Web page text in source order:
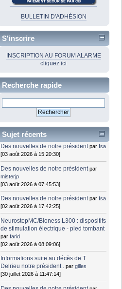
BULLETIN D'ADHÉSION
S'inscrire
INSCRIPTION AU FORUM ALARME
cliquez ici
Recherche rapide
Sujet récents
Des nouvelles de notre président par Isa
[03 août 2026 à 15:20:30]
Des nouvelles de notre président par
misterjp
[03 août 2026 à 07:45:53]
Des nouvelles de notre président par Isa
[02 août 2026 à 17:42:25]
NeurostepMC/Bioness L300 : dispositifs
de stimulation électrique - pied tombant
parfarid
[02 août 2026 à 08:09:06]
Informations suite au décès de T
Delrieu notre président . pargilles
[30 juillet 2026 à 11:47:14]